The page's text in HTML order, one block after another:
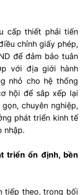
cấp thiết phải tiến
chỉnh giấy phép,
để đảm bảo tuân
với địa giới hành
nhỏ cho hệ thống
hội để sắp xếp lại
chuyên nghiệp,
phát triển kinh tế
nhập.
triển ổn định, bền
tiếp theo, trong bối